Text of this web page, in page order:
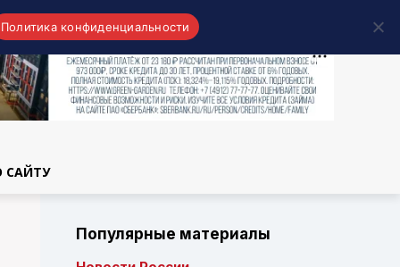
САЙТУ
Популярные материалы
Политика конфиденциальности